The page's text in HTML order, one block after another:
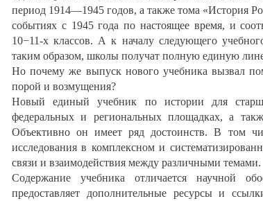
период 1914—1945 годов, а также тома «История
событиях с 1945 года по настоящее время, и
10−11-х классов. А к началу следующего
таким образом, школы получат полную единую
Но почему же выпуск нового учебника вызвал
порой и возмущения?
Новый единый учебник по истории для
федеральных и региональных площадках, а
Объективно он имеет ряд достоинств. В том
исследования в комплексном и
связи и взаимодействия между различными темами.
Содержание учебника отличается научной
предоставляет дополнительные ресурсы и